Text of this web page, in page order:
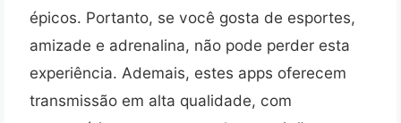
épicos. Portanto, se você gosta de esportes,
amizade e adrenalina, não pode perder esta
experiência. Ademais, estes apps oferecem
transmissão em alta qualidade, com